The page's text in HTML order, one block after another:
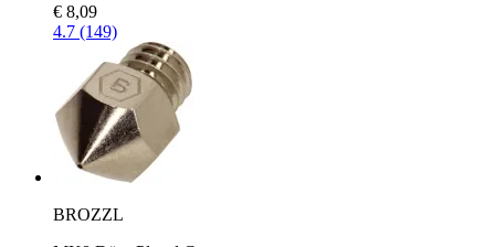
€ 8,09
4.7 (149)
BROZZL